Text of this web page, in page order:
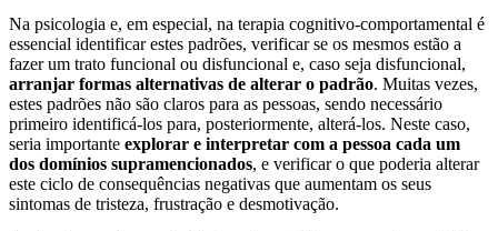
Na psicologia e, em especial, na terapia cognitivo-comportamental é
essencial identificar estes padrões, verificar se os mesmos estão a
fazer um trato funcional ou disfuncional e, caso seja disfuncional,
arranjar formas alternativas de alterar o padrão. Muitas vezes,
estes padrões não são claros para as pessoas, sendo necessário
primeiro identificá-los para, posteriormente, alterá-los. Neste caso,
seria importante explorar e interpretar com a pessoa cada um
dos domínios supramencionados, e verificar o que poderia alterar
este ciclo de consequências negativas que aumentam os seus
sintomas de tristeza, frustração e desmotivação.